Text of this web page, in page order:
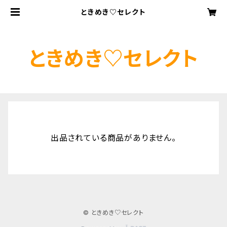
ときめき♡セレクト
ときめき♡セレクト
出品されている商品がありません。
© ときめき♡セレクト